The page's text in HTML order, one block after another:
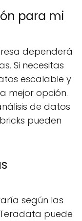
para mi
dependerá
Si necesitas
escalable y
mejor opción.
de datos
pueden
según las
puede